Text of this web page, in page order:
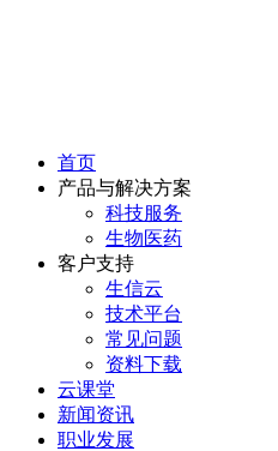
首页
产品与解决方案
科技服务
生物医药
客户支持
生信云
技术平台
常见问题
资料下载
云课堂
新闻资讯
职业发展